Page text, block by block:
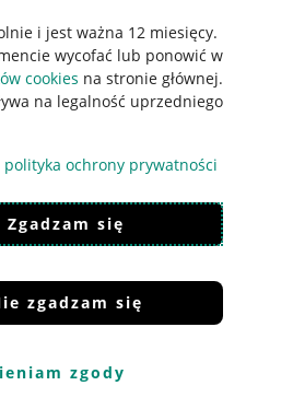
i jest ważna 12 miesięcy.
wycofać lub ponowić w
cookies na stronie głównej.
na legalność uprzedniego
polityka ochrony prywatności
Zgadzam się
zgadzam się
zgody
akceptacjęregulaminu